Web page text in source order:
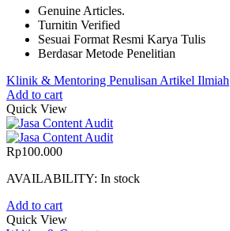
was:
Rp200.000.Rp150.000.
Genuine Articles.
Turnitin Verified
Sesuai Format Resmi Karya Tulis
Berdasar Metode Penelitian
Klinik & Mentoring Penulisan Artikel Ilmiah
Add to cart
Quick View
Rp100.000
AVAILABILITY: In stock
Add to cart
Quick View